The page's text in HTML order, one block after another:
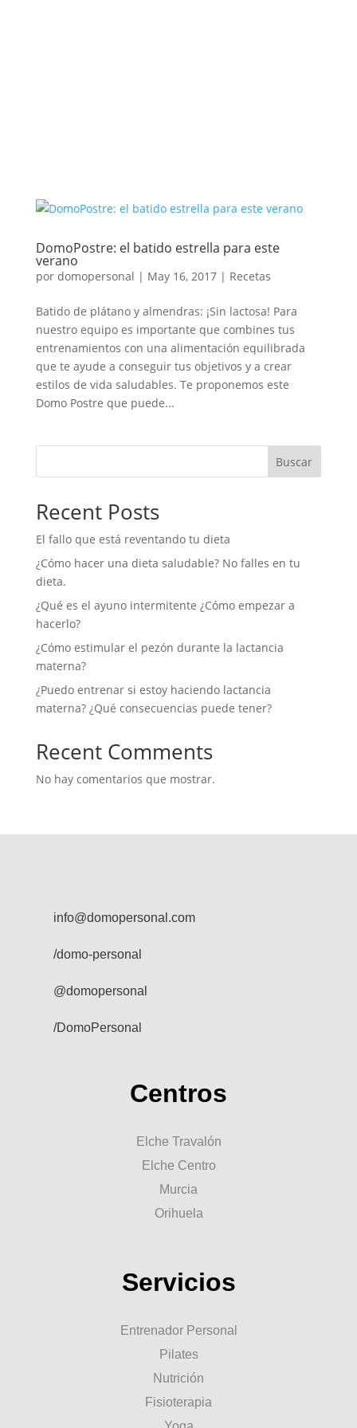
DomoPostre: el batido estrella para este
verano
por domopersonal | May 16, 2017| Recetas
Batido de plátano y almendras: ¡Sin lactosa! Para
nuestro equipo es importante que combines tus
entrenamientos con una alimentación equilibrada
que te ayude a conseguir tus objetivos y a crear
estilos de vida saludables. Te proponemos este
Domo Postre que puede...
Buscar
Recent Posts
El fallo que está reventando tu dieta
¿Cómo hacer una dieta saludable? No falles en tu
dieta.
¿Qué es el ayuno intermitente ¿Cómo empezar a
hacerlo?
¿Cómo estimular el pezón durante la lactancia
materna?
¿Puedo entrenar si estoy haciendo lactancia
materna? ¿Qué consecuencias puede tener?
Recent Comments
No hay comentarios que mostrar.
info@domopersonal.com
/domo-personal
@domopersonal
/DomoPersonal
Centros
Elche Travalón
Elche Centro
Murcia
Orihuela
Servicios
Entrenador Personal
Pilates
Nutrición
Fisioterapia